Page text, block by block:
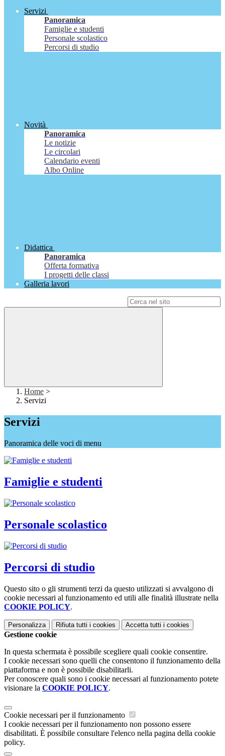
Servizi
Panoramica
Famiglie e studenti
Personale scolastico
Percorsi di studio
Novità
Panoramica
Le notizie
Le circolari
Calendario eventi
Albo Online
Didattica
Panoramica
Offerta formativa
I progetti delle classi
Galleria lavori
Home >
Servizi
Servizi
Panoramica delle voci di menu
Famiglie e studenti
Personale scolastico
Percorsi di studio
Questo sito o gli strumenti terzi da questo utilizzati si avvalgono di
cookie necessari al funzionamento ed utili alle finalità illustrate nella
COOKIE POLICY.
Personalizza Rifiuta tutti i cookies Accetta tutti i cookies
Gestione cookie
In questa schermata è possibile scegliere quali cookie consentire.
I cookie necessari sono quelli che consentono il funzionamento della
piattaforma e non è possibile disabilitarli.
Per conoscere quali sono i cookie necessari al funzionamento potete
visionare la COOKIE POLICY.
Cookie necessari per il funzionamento
I cookie necessari per il funzionamento non possono essere
disabilitati. È possibile consultare l'elenco nella pagina della cookie
policy.